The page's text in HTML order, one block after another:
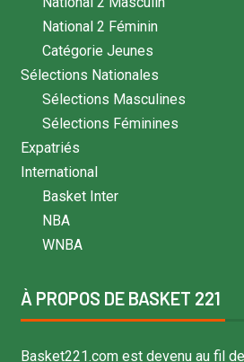
National 2 Féminin
Catégorie Jeunes
Sélections Nationales
Sélections Masculines
Sélections Féminines
Expatriés
International
Basket Inter
NBA
WNBA
À PROPOS DE BASKET 221
Basket221.com est devenu au fil